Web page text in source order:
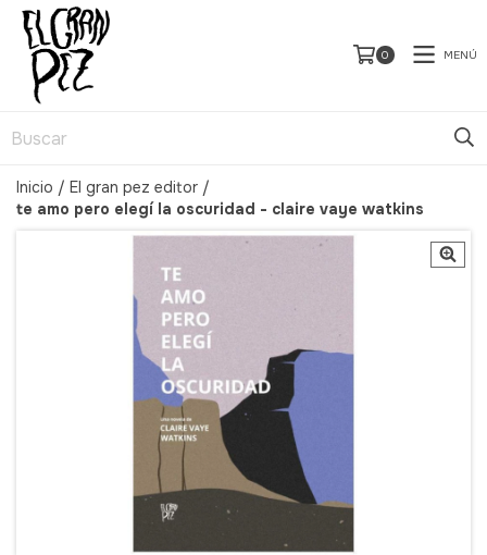
0 MENÚ
Inicio / El gran pez editor /
te amo pero elegí la oscuridad - claire vaye watkins